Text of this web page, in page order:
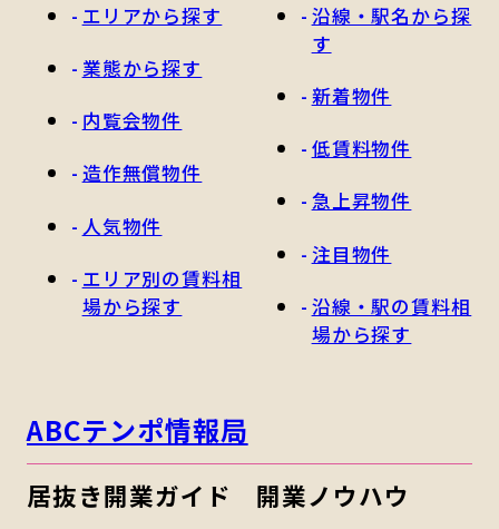
エリアから探す
業態から探す
内覧会物件
造作無償物件
人気物件
エリア別の賃料相
場から探す
沿線・駅名から探
す
新着物件
低賃料物件
急上昇物件
注目物件
沿線・駅の賃料相
場から探す
ABCテンポ情報局
居抜き開業ガイド 開業ノウハウ